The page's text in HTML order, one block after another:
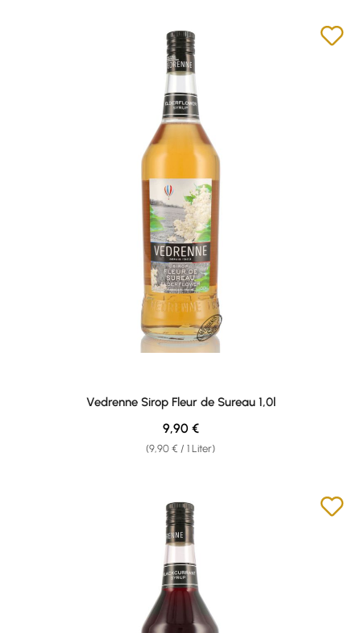
Vedrenne Sirop Fleur de Sureau 1,0l
(9,90 € / 1 Liter)
Regulärer Preis:
9,90 €